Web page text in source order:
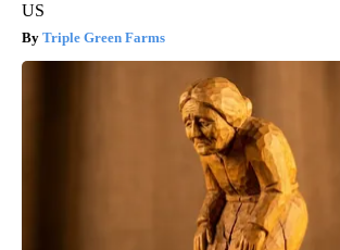
US
Triple Green Farms